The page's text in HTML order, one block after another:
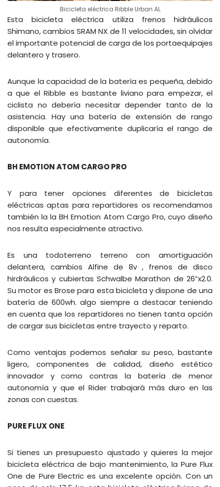
Bicicleta eléctrica Ribble Urban AL
Esta bicicleta eléctrica utiliza frenos hidráulicos
Shimano, cambios SRAM NX de 11 velocidades, sin olvidar
el importante potencial de carga de los portaequipajes
delantero y trasero.
Aunque la capacidad de la batería es pequeña, debido
a que el Ribble es bastante liviano para empezar, el
ciclista no debería necesitar depender tanto de la
asistencia. Hay una batería de extensión de rango
disponible que efectivamente duplicaría el rango de
autonomía.
BH EMOTION ATOM CARGO PRO
Y para tener opciones diferentes de bicicletas
eléctricas aptas para repartidores os recomendamos
también la la BH Emotion Atom Cargo Pro, cuyo diseño
nos resulta especialmente atractivo.
Es una todoterreno terreno con amortiguación
delantera, cambios Alfine de 8v , frenos de disco
hirdráulicos y cubiertas Schwalbe Marathon de 26”x2.0.
Su motor es Brose para esta bicicleta y dispone de una
batería de 600wh. algo siempre a destacar teniendo
en cuenta que los repartidores no tienen tanta opción
de cargar sus bicicletas entre trayecto y reparto.
Como ventajas podemos señalar su peso, bastante
ligero, componentes de calidad, diseño estético
innovador y como contras la batería de menor
autonomía y que el Rider trabajará más duro en las
zonas con cuestas.
PURE FLUX ONE
Si tienes un presupuesto ajustado y quieres la mejor
bicicleta eléctrica de bajo mantenimiento, la Pure Flux
One de Pure Electric es una excelente opción. Con un